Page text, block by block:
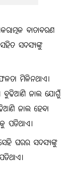
ବାତାବରଣ
ସଦସ୍ଯଙ୍କୁ
ମିଳିନଥାଏ।
ବୁଢିଆଣି ଜାଲ ଯୋଗୁଁ
ଜାଲ ହେବା
ପଡିଥାଏ।
ଘରର ସଦସ୍ଯଙ୍କୁ